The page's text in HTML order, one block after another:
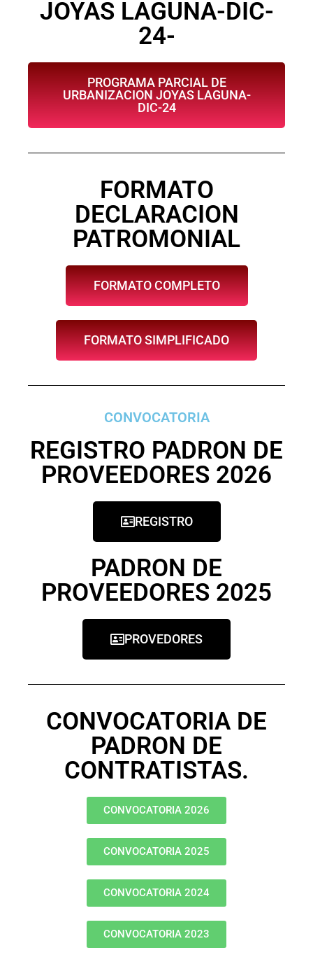
JOYAS LAGUNA-DIC-
24-
PROGRAMA PARCIAL DE
URBANIZACION JOYAS LAGUNA-
DIC-24
FORMATO
DECLARACION
PATROMONIAL
FORMATO COMPLETO
FORMATO SIMPLIFICADO
CONVOCATORIA
REGISTRO PADRON DE
PROVEEDORES 2026
REGISTRO
PADRON DE
PROVEEDORES 2025
PROVEDORES
CONVOCATORIA DE
PADRON DE
CONTRATISTAS.
CONVOCATORIA 2026
CONVOCATORIA 2025
CONVOCATORIA 2024
CONVOCATORIA 2023